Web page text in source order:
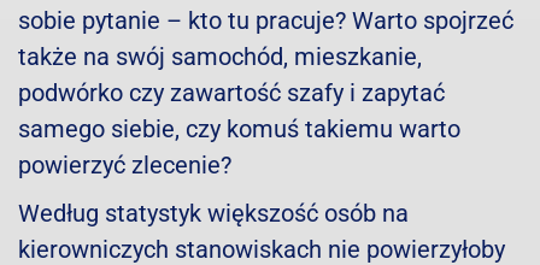
sobie pytanie – kto tu pracuje? Warto spojrzeć
także na swój samochód, mieszkanie,
podwórko czy zawartość szafy i zapytać
samego siebie, czy komuś takiemu warto
powierzyć zlecenie?
Według statystyk większość osób na
kierowniczych stanowiskach nie powierzyłoby